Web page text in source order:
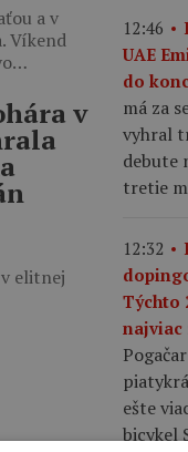
a v
Víkend
v
elitnej
12:46
UAE
do
má za
vyhral
debute
tretie
12:32
Týchto
najviac
ešte
bicykel